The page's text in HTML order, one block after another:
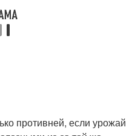
противней, если урожай